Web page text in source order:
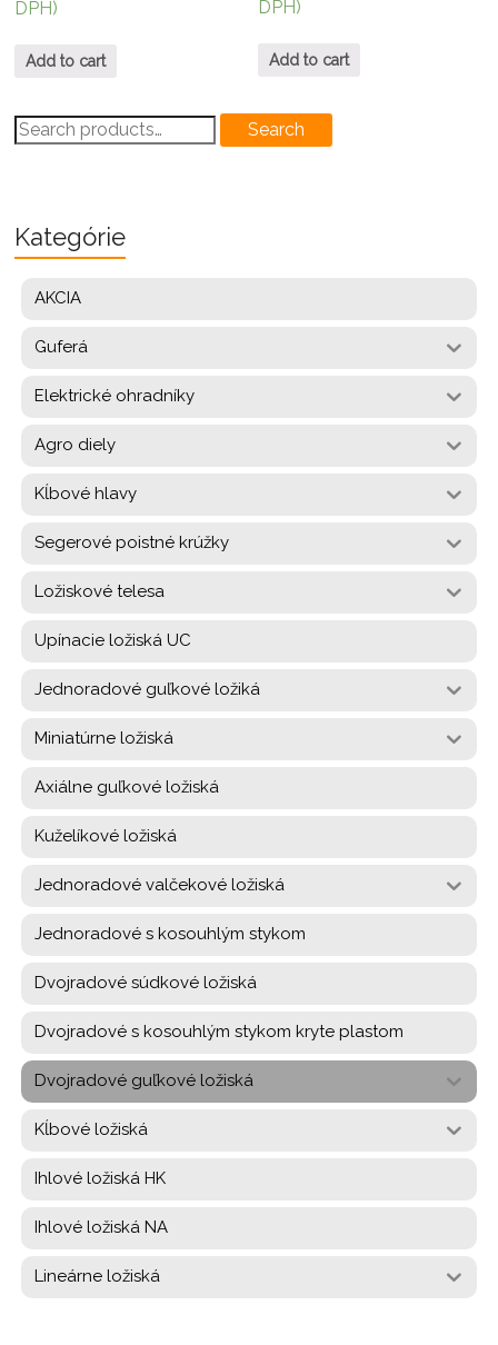
DPH)
Add to cart
DPH)
Add to cart
Search
for:
Search
Kategórie
AKCIA
Guferá
Elektrické ohradníky
Agro diely
Kĺbové hlavy
Segerové poistné krúžky
Ložiskové telesa
Upínacie ložiská UC
Jednoradové guľkové ložiká
Miniatúrne ložiská
Axiálne guľkové ložiská
Kuželíkové ložiská
Jednoradové valčekové ložiská
Jednoradové s kosouhlým stykom
Dvojradové súdkové ložiská
Dvojradové s kosouhlým stykom kryte plastom
Dvojradové guľkové ložiská
Kĺbové ložiská
Ihlové ložiská HK
Ihlové ložiská NA
Lineárne ložiská